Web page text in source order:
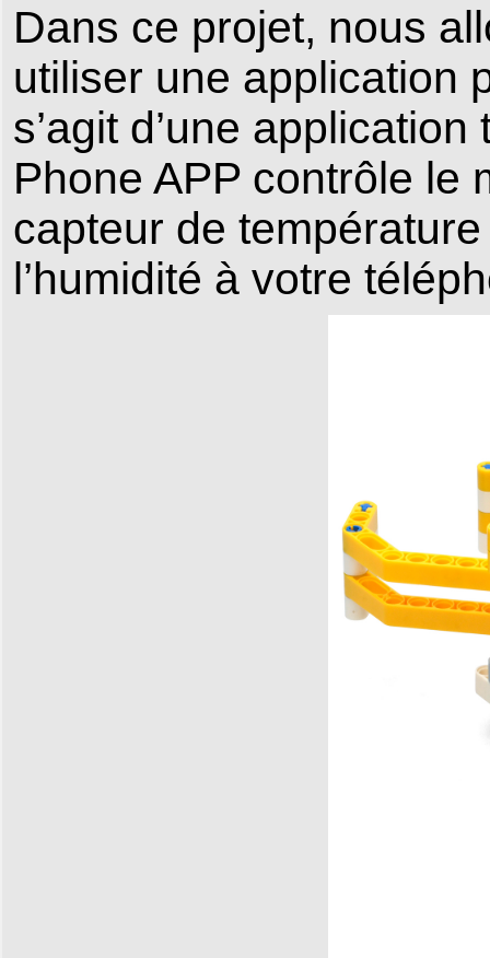
Dans ce projet, nous
utiliser une application
s’agit d’une
Phone APP contrôle le
capteur de
l’humidité à votre